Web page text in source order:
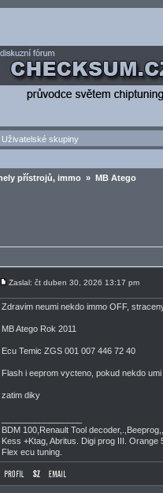
Uživatelské skupiny
přístrojů, immo » MB Atego
Zaslal: čt duben 30, 2026 13:17 pm
Zdravim neumi nekdo immo OFF,
MB Atego Rok 2011
Ecu Temic ZGS 001 007 446 72 40
Flash i eeprom vycteno, pokud nekdo
zatim diky
BDM 100,Renault Tool
Kess +Ktag, Abritus. Digi prog III. Orange
Flex ecu tuning.